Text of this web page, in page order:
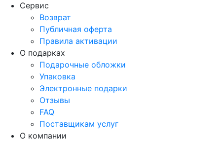
Сервис
Возврат
Публичная оферта
Правила активации
О подарках
Подарочные обложки
Упаковка
Электронные подарки
Отзывы
FAQ
Поставщикам услуг
О компании